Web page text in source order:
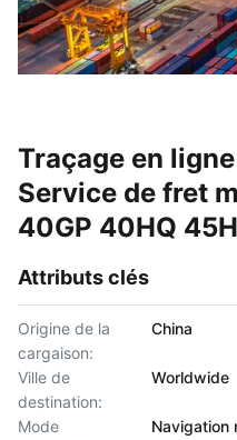
Traçage en ligne
Service de fret
40GP 40HQ
Attributs clés
Origine de la
cargaison:
China
Ville de
destination:
Worldwide
Mode
Navigation